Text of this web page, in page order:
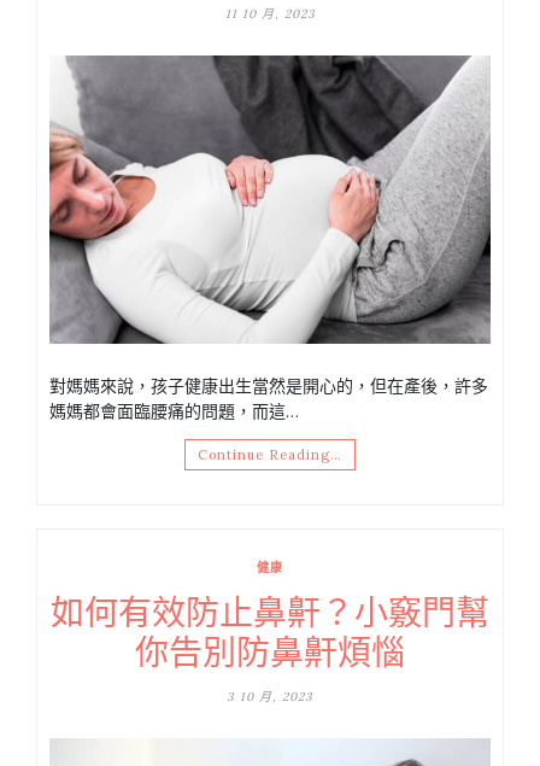
11 10 月, 2023
對媽媽來說，孩子健康出生當然是開心的，但在產後，許多
媽媽都會面臨腰痛的問題，而這…
Continue Reading…
健康
如何有效防止鼻鼾？小竅門幫
你告別防鼻鼾煩惱
3 10 月, 2023